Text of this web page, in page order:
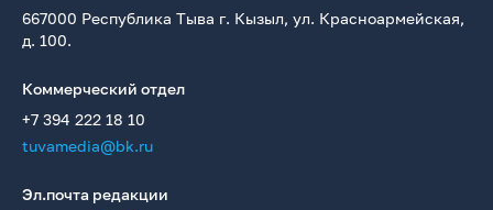
667000 Республика Тыва г. Кызыл, ул. Красноармейская,
д. 100.
Коммерческий отдел
+7 394 222 18 10
tuvamedia@bk.ru
Эл.почта редакции